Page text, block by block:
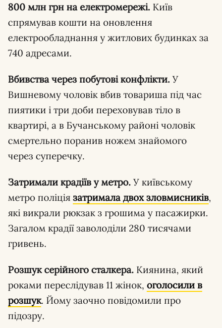
800 млн грн на електромережі. Київ
спрямував кошти на оновлення
електрообладнання у житлових будинках за
740 адресами.
Вбивства через побутові конфлікти. У
Вишневому чоловік вбив товариша під час
пиятики і три доби переховував тіло в
квартирі, а в Бучанському районі чоловік
смертельно поранив ножем знайомого
через суперечку.
Затримали крадіїв у метро. У київському
метро поліція затримала двох зловмисників,
які викрали рюкзак з грошима у пасажирки.
Загалом крадії заволоділи 280 тисячами
гривень.
Розшук серійного сталкера. Киянина, який
роками переслідував 11 жінок, оголосили в
розшук. Йому заочно повідомили про
підозру.